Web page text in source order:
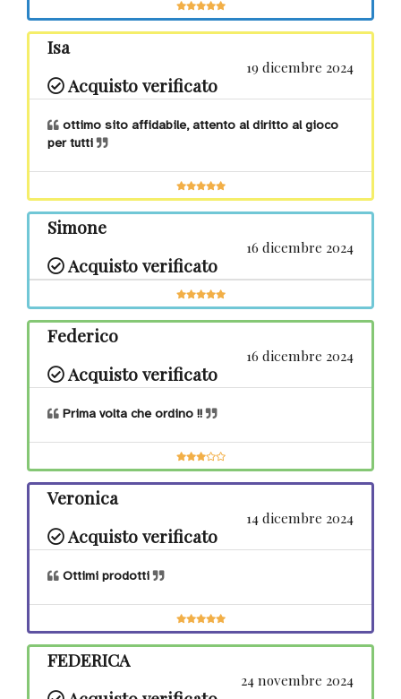
Isa
19 dicembre 2024
Acquisto verificato
ottimo sito affidabile, attento al diritto al gioco
per tutti
Simone
16 dicembre 2024
Acquisto verificato
Federico
16 dicembre 2024
Acquisto verificato
Prima volta che ordino !!
Veronica
14 dicembre 2024
Acquisto verificato
Ottimi prodotti
FEDERICA
24 novembre 2024